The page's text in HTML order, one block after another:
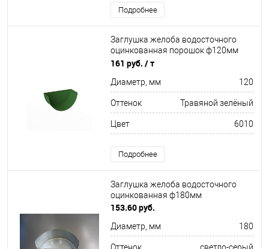
Подробнее
Заглушка желоба водосточного
оцинкованная порошок ф120мм
RAL 6010
161 руб. / т
Диаметр, мм 120
Оттенок Травяной зелёный
Цвет 6010
Подробнее
Заглушка желоба водосточного
оцинкованная ф180мм
153.60 руб.
Диаметр, мм 180